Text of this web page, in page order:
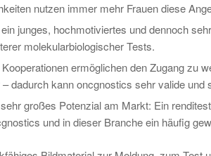
nutzen immer mehr Frauen diese
junges, hochmotiviertes und dennoch
molekularbiologischer Tests.
ermöglichen den Zugang zu
dadurch kann oncgnostics sehr valide
großes Potenzial am Markt: Ein
und in dieser Branche ein häufig